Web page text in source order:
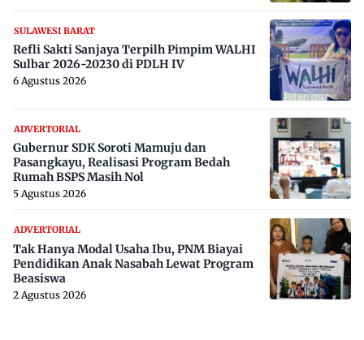
SULAWESI BARAT
Refli Sakti Sanjaya Terpilh Pimpim WALHI
Sulbar 2026-20230 di PDLH IV
6 Agustus 2026
ADVERTORIAL
Gubernur SDK Soroti Mamuju dan
Pasangkayu, Realisasi Program Bedah
Rumah BSPS Masih Nol
5 Agustus 2026
ADVERTORIAL
Tak Hanya Modal Usaha Ibu, PNM Biayai
Pendidikan Anak Nasabah Lewat Program
Beasiswa
2 Agustus 2026